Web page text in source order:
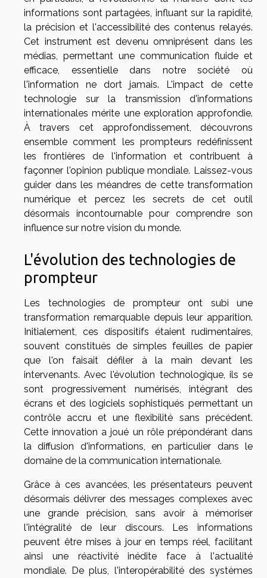
informations sont partagées, influant sur la rapidité,
la précision et l'accessibilité des contenus relayés.
Cet instrument est devenu omniprésent dans les
médias, permettant une communication fluide et
efficace, essentielle dans notre société où
l'information ne dort jamais. L'impact de cette
technologie sur la transmission d'informations
internationales mérite une exploration approfondie.
À travers cet approfondissement, découvrons
ensemble comment les prompteurs redéfinissent
les frontières de l'information et contribuent à
façonner l'opinion publique mondiale. Laissez-vous
guider dans les méandres de cette transformation
numérique et percez les secrets de cet outil
désormais incontournable pour comprendre son
influence sur notre vision du monde.
L'évolution des technologies de
prompteur
Les technologies de prompteur ont subi une
transformation remarquable depuis leur apparition.
Initialement, ces dispositifs étaient rudimentaires,
souvent constitués de simples feuilles de papier
que l'on faisait défiler à la main devant les
intervenants. Avec l'évolution technologique, ils se
sont progressivement numérisés, intégrant des
écrans et des logiciels sophistiqués permettant un
contrôle accru et une flexibilité sans précédent.
Cette innovation a joué un rôle prépondérant dans
la diffusion d'informations, en particulier dans le
domaine de la communication internationale.
Grâce à ces avancées, les présentateurs peuvent
désormais délivrer des messages complexes avec
une grande précision, sans avoir à mémoriser
l'intégralité de leur discours. Les informations
peuvent être mises à jour en temps réel, facilitant
ainsi une réactivité inédite face à l'actualité
mondiale. De plus, l'interopérabilité des systèmes